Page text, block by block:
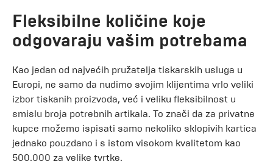
Fleksibilne količine koje
odgovaraju vašim potrebama
Kao jedan od najvećih pružatelja tiskarskih usluga u
Europi, ne samo da nudimo svojim klijentima vrlo veliki
izbor tiskanih proizvoda, već i veliku fleksibilnost u
smislu broja potrebnih artikala. To znači da za privatne
kupce možemo ispisati samo nekoliko sklopivih kartica
jednako pouzdano i s istom visokom kvalitetom kao
500.000 za velike tvrtke.